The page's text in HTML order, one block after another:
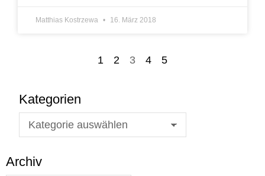
Matthias Kostrzewa 16. März 2018
1 2 3 4 5
Kategorien
Archiv